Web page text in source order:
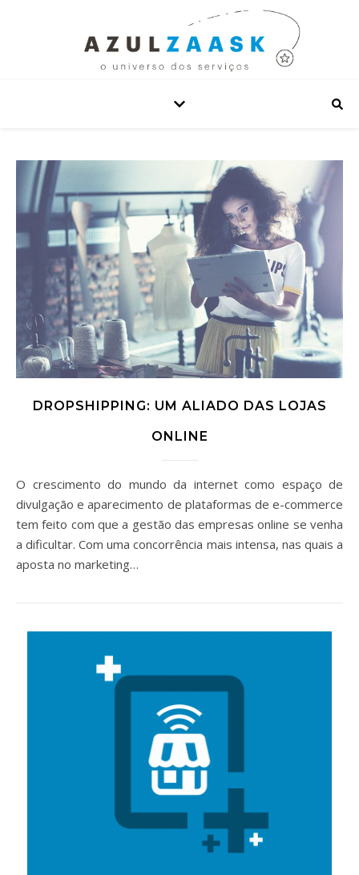
DROPSHIPPING: UM ALIADO DAS LOJAS
ONLINE
O crescimento do mundo da internet como espaço de
divulgação e aparecimento de plataformas de e-commerce
tem feito com que a gestão das empresas online se venha
a dificultar. Com uma concorrência mais intensa, nas quais a
aposta no marketing…